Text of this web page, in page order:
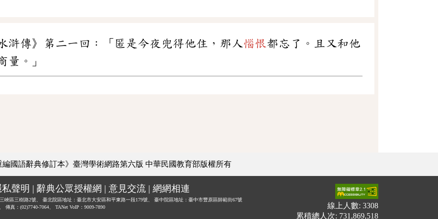
滸傳》第二一回：「匿是今夜兜得他住，那人惱恨都忘了。且又和他
量。」
編國語辭典修訂本》臺灣學術網路第六版 中華民國教育部版權所有
聲明 | 辭典公眾授權網 | 意見交流 | 網網相連
峽區三樹路2號、 臺北院區地址：臺北市大安區和平東路一段179號、
臺中院區地址：臺中市豐原區師範街67號
傳真：(02)7740-7064、 TANet VoIP：9009-7890
線上人數: 3308
累積總人次: 731,869,518